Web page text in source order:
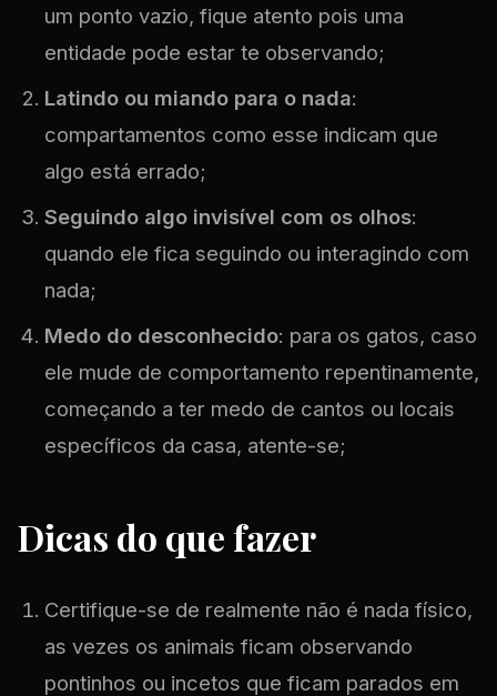
um ponto vazio, fique atento pois uma
entidade pode estar te observando;
Latindo ou miando para o nada:
compartamentos como esse indicam que
algo está errado;
Seguindo algo invisível com os olhos:
quando ele fica seguindo ou interagindo com
nada;
Medo do desconhecido: para os gatos, caso
ele mude de comportamento repentinamente,
começando a ter medo de cantos ou locais
específicos da casa, atente-se;
Dicas do que fazer
Certifique-se de realmente não é nada físico,
as vezes os animais ficam observando
pontinhos ou incetos que ficam parados em